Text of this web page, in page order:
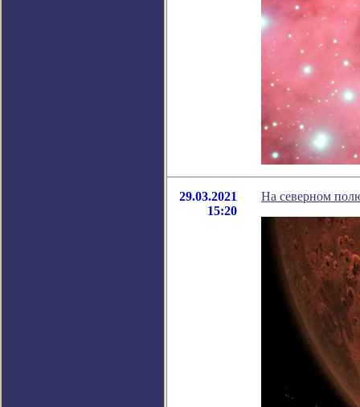
29.03.2021
15:20
На северном